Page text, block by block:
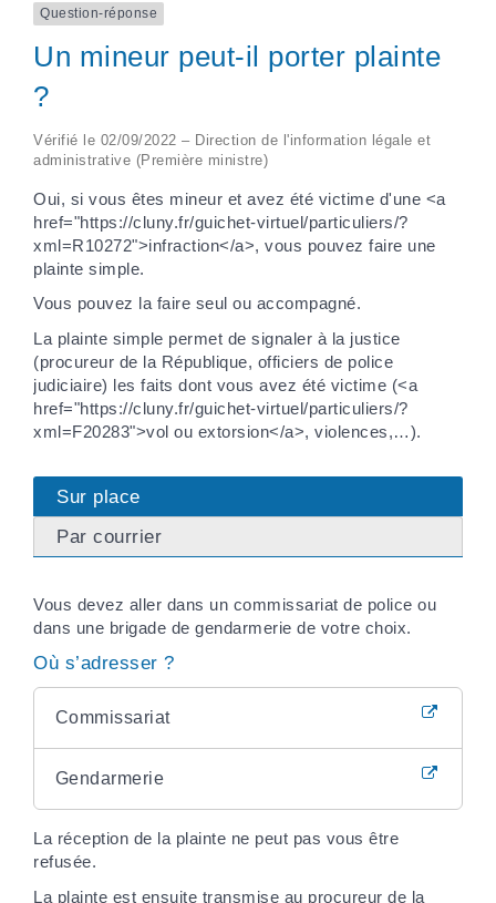
Question-réponse
Un mineur peut-il porter plainte
?
Vérifié le 02/09/2022 – Direction de l'information légale et
administrative (Première ministre)
Oui, si vous êtes mineur et avez été victime d'une <a
href="https://cluny.fr/guichet-virtuel/particuliers/?
xml=R10272">infraction</a>, vous pouvez faire une
plainte simple.
Vous pouvez la faire seul ou accompagné.
La plainte simple permet de signaler à la justice
(procureur de la République, officiers de police
judiciaire) les faits dont vous avez été victime (<a
href="https://cluny.fr/guichet-virtuel/particuliers/?
xml=F20283">vol ou extorsion</a>, violences,…).
Sur place
Par courrier
Vous devez aller dans un commissariat de police ou
dans une brigade de gendarmerie de votre choix.
Où s’adresser ?
Commissariat
Gendarmerie
La réception de la plainte ne peut pas vous être
refusée.
La plainte est ensuite transmise au procureur de la